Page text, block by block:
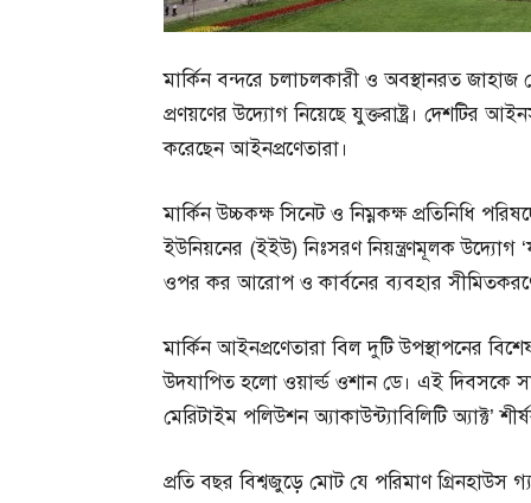
মার্কিন বন্দরে চলাচলকারী ও অবস্থানরত
প্রণয়ণের উদ্যোগ নিয়েছে যুক্তরাষ্ট্র। দেশটির
করেছেন আইনপ্রণেতারা।
মার্কিন উচ্চকক্ষ সিনেট ও নিম্নকক্ষ প্রতিনিধি
ইউনিয়নের (ইইউ) নিঃসরণ নিয়ন্ত্রণমূলক উদ্যোগ
ওপর কর আরোপ ও কার্বনের ব্যবহার
মার্কিন আইনপ্রণেতারা বিল দুটি উপস্থাপনের
উদযাপিত হলো ওয়ার্ল্ড ওশান ডে। এই দিবসকে
মেরিটাইম পলিউশন অ্যাকাউন্ট্যাবিলিটি অ্যাক্ট’
প্রতি বছর বিশ্বজুড়ে মোট যে পরিমাণ গ্রিনহাউস